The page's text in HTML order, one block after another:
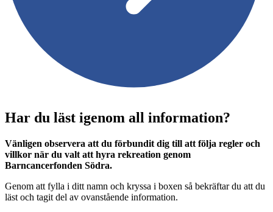
Har du läst igenom all information?
Vänligen observera att du förbundit dig till att följa regler och
villkor när du valt att hyra rekreation genom
Barncancerfonden Södra.
Genom att fylla i ditt namn och kryssa i boxen så bekräftar du att du
läst och tagit del av ovanstående information.